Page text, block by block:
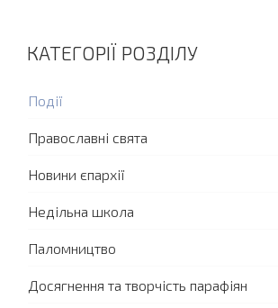
КАТЕГОРІЇ РОЗДІЛУ
Події
Православні свята
Новини єпархії
Недільна школа
Паломництво
Досягнення та творчість парафіян